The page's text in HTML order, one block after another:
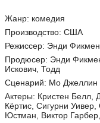
Жанр: комедия
Производство: США
Режиссер: Энди Фикмен
Продюсер: Энди
Искович, Тодд
Сценарий: Мо Джеллин
Актеры: Кристен Белл,
Кёртис, Сигурни Уивер,
Юстман, Виктор